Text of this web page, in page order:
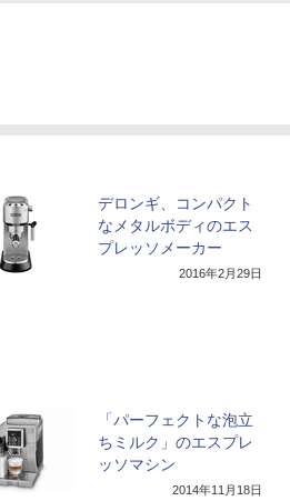
デロンギ、コンパクト
なメタルボディのエス
プレッソメーカー
2016年2月29日
「パーフェクトな泡立
ちミルク」のエスプレ
ッソマシン
2014年11月18日